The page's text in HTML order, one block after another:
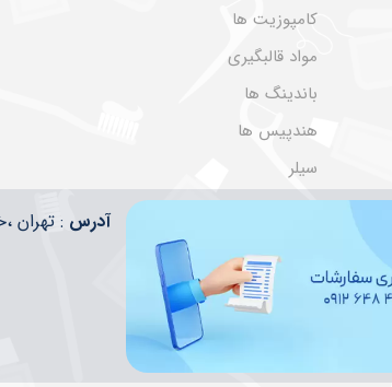
کامپوزیت ها
مواد قالبگیری
باندینگ ها
هندپیس ها
سیلر
​​آدرس : تهران